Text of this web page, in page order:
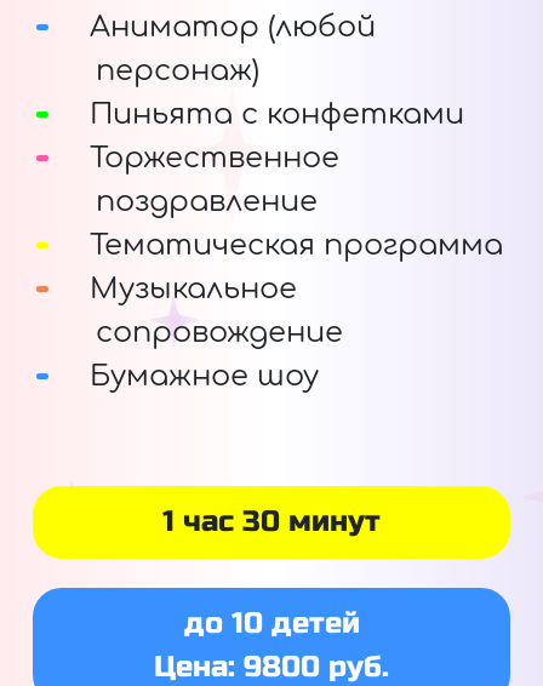
Аниматор (любой
персонаж)
Пиньята с конфетками
Торжественное
поздравление
Тематическая программа
Музыкальное
сопровождение
Бумажное шоу
1 час 30 минут
до 10 детей
Цена: 9800 руб.